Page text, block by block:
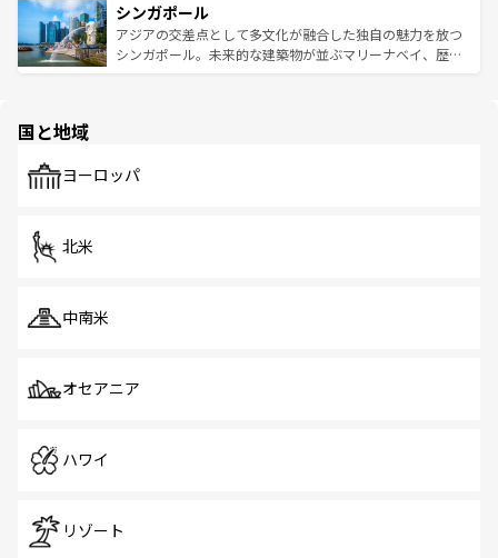
参照してほしい。
激する。気候は一年中温暖で、どの季節にも異なる楽しみ
が待っている。親しみやすいタイの人々、仏教を中心とし
た文化、そして多様な観光資源が、訪れる旅人を魅了し続
み、どこを訪れても感動するはず。観光スポットが密集し
ており、効率よく見どころを回れるのも魅力。息をのむよ
うな絶景から文化的な体験まで、香港を存分に楽しみ尽く
シンガポール
アジアの交差点として多文化が融合した独自の魅力を放つ
シンガポール。未来的な建築物が並ぶマリーナベイ、歴史
で、ホーカーズは地元の風情を楽しめる外せないスポット
国と地域
ヨーロッパ
北米
中南米
オセアニア
ハワイ
リゾート